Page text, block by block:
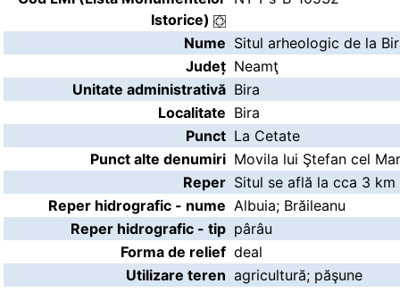
Istorice)
Nume Situl arheologic de la
Județ Neamţ
Unitate administrativă Bira
Localitate Bira
Punct La Cetate
Punct alte denumiri Movila lui Ştefan cel
Reper Situl se află la cca 3
Reper hidrografic - nume Albuia; Brăileanu
Reper hidrografic - tip pârâu
Forma de relief deal
Utilizare teren agricultură; păşune